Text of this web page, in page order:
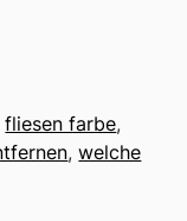
fliesen farbe,
,welche